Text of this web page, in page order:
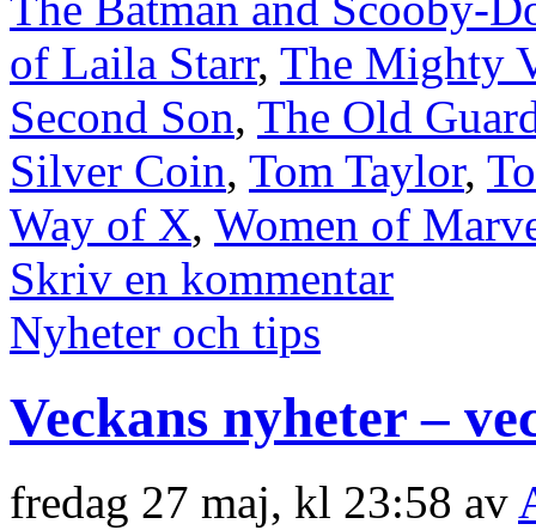
of Laila Starr, The Mighty
Second Son, The Old
Silver Coin, Tom Taylor,
Way of X, Women of
Skriv en kommentar
Nyheter och tips
Veckans nyheter –
fredag 27 maj, kl 23:58 av